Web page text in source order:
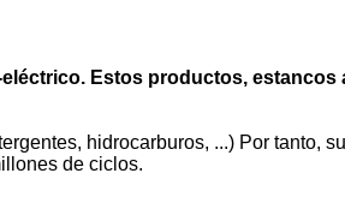
Estos productos, estancos
hidrocarburos, ...) Por tanto, su
de ciclos.